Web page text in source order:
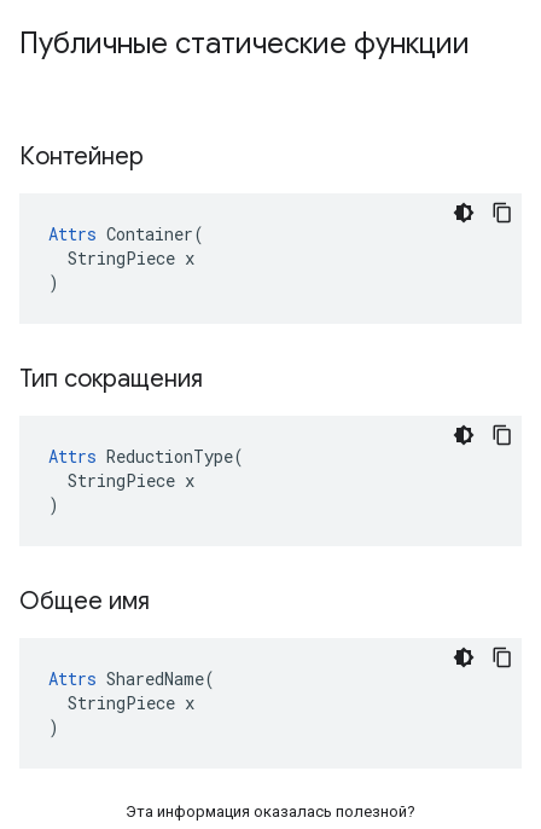
Публичные статические функции
Контейнер
Attrs Container(
  StringPiece x
)
Тип сокращения
Attrs ReductionType(
  StringPiece x
)
Общее имя
Attrs SharedName(
  StringPiece x
)
Эта информация оказалась полезной?